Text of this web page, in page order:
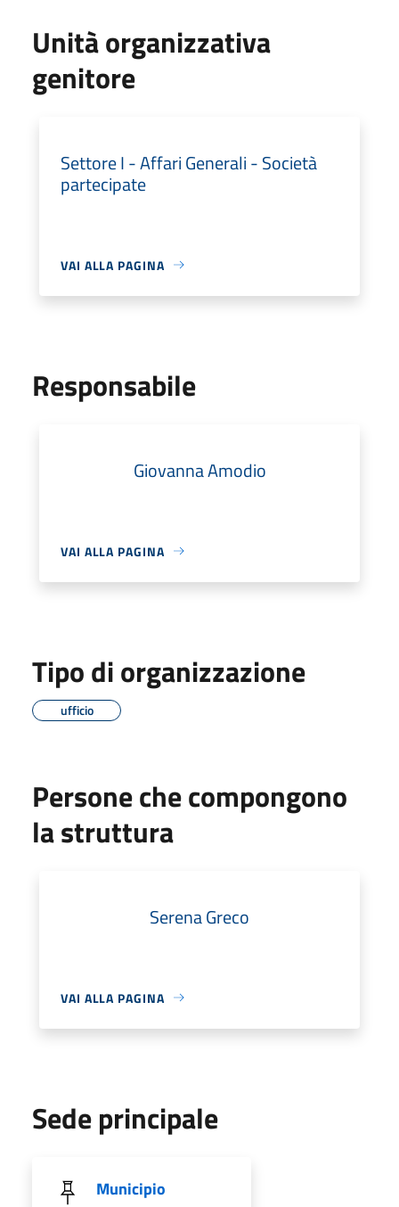
Unità organizzativa
genitore
Settore I - Affari Generali - Società
partecipate
VAI ALLA PAGINA
Responsabile
Giovanna Amodio
VAI ALLA PAGINA
Tipo di organizzazione
ufficio
Persone che compongono
la struttura
Serena Greco
VAI ALLA PAGINA
Sede principale
Municipio